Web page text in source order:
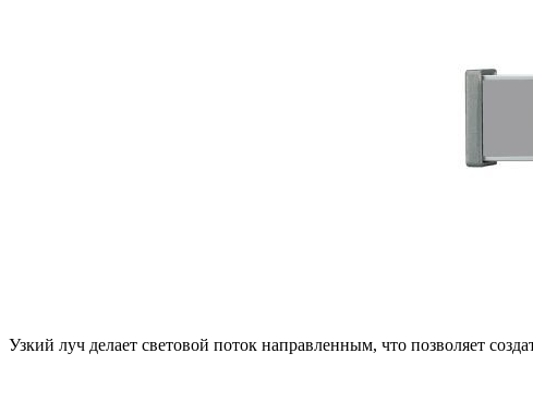
Узкий луч делает световой поток направленным, что позволяет